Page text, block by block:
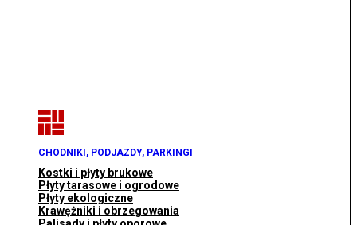
CHODNIKI, PODJAZDY, PARKINGI
Kostki i płyty brukowe
Płyty tarasowe i ogrodowe
Płyty ekologiczne
Krawężniki i obrzegowania